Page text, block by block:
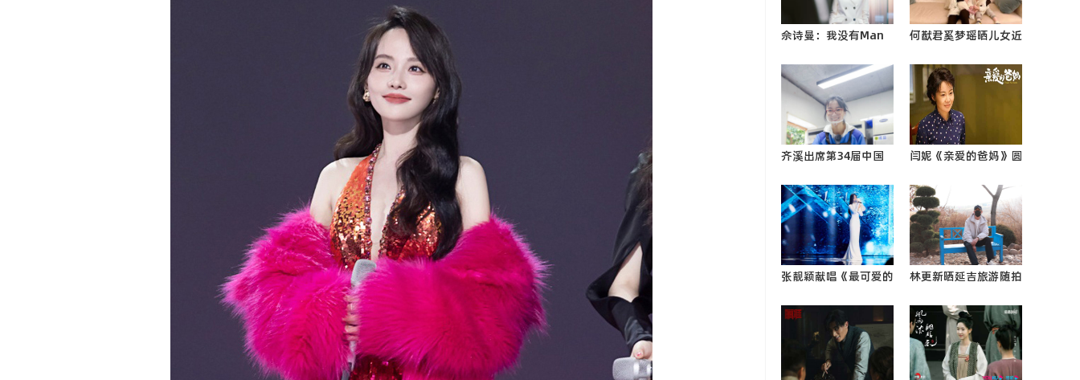
佘诗曼：我没有Man
以那么帅！
何猷君奚梦瑶晒儿女近
幸福0
齐溪出席第34届中国
出任班0
闫妮《亲爱的爸妈》圆
名角0
张靓颖献唱《最可爱的
雄0
林更新晒延吉旅游随拍